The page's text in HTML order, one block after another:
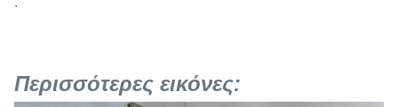
Περισσότερες εικόνες: